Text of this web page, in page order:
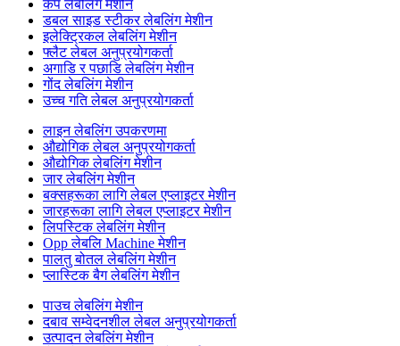
कप लेबलिंग मेशीन
डबल साइड स्टीकर लेबलिंग मेशीन
इलेक्ट्रिकल लेबलिंग मेशीन
फ्लैट लेबल अनुप्रयोगकर्ता
अगाडि र पछाडि लेबलिंग मेशीन
गोंद लेबलिंग मेशीन
उच्च गति लेबल अनुप्रयोगकर्ता
लाइन लेबलिंग उपकरणमा
औद्योगिक लेबल अनुप्रयोगकर्ता
औद्योगिक लेबलिंग मेशीन
जार लेबलिंग मेशीन
बक्सहरूका लागि लेबल एप्लाइटर मेशीन
जारहरूका लागि लेबल एप्लाइटर मेशीन
लिपस्टिक लेबलिंग मेशीन
Opp लेबलि Machine मेशीन
पालतु बोतल लेबलिंग मेशीन
प्लास्टिक बैग लेबलिंग मेशीन
पाउच लेबलिंग मेशीन
दबाव सम्वेदनशील लेबल अनुप्रयोगकर्ता
उत्पादन लेबलिंग मेशीन